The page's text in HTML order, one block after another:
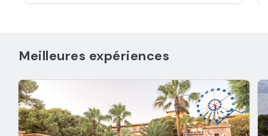
Meilleures expériences